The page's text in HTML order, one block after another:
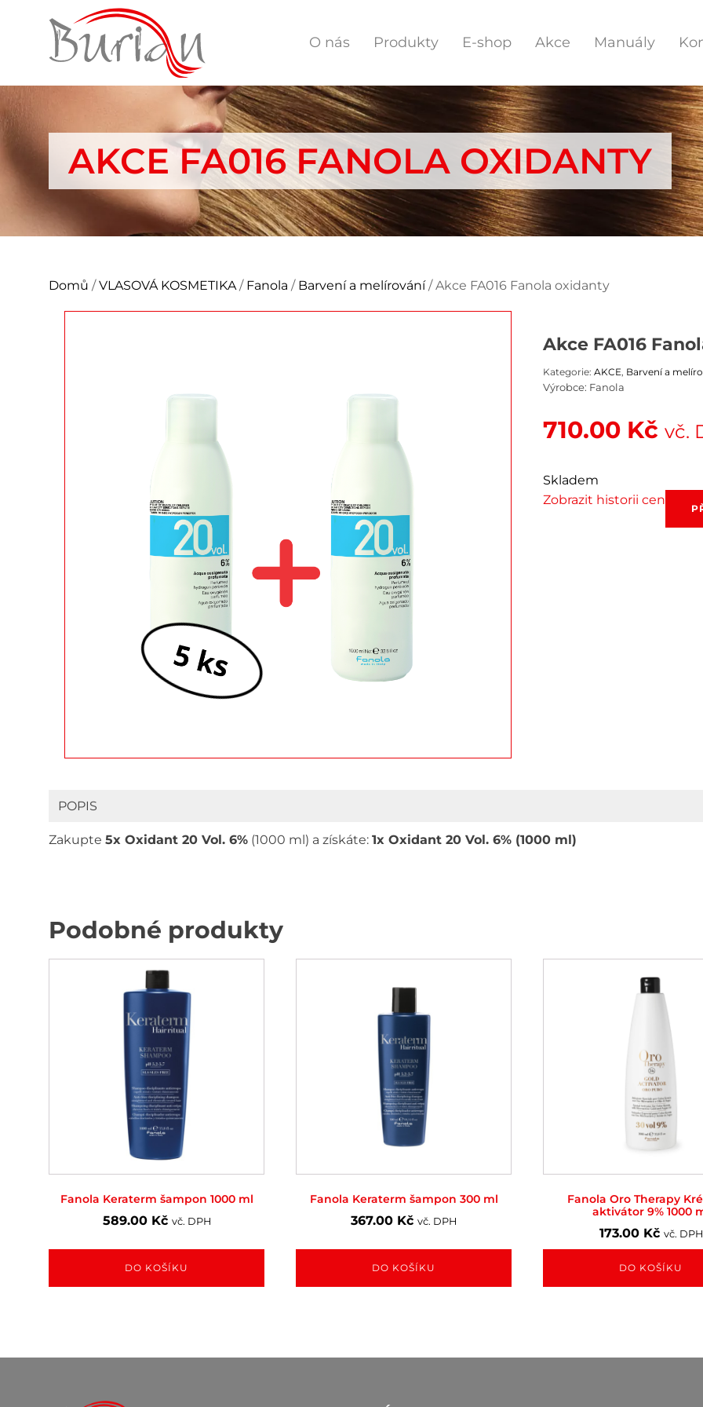
O nás Produkty E-shop Akce Manuály
AKCE FA016 FANOLA OXIDANTY
Domů /VLASOVÁ KOSMETIKA / Fanola / Barvení a melírování/ Akce FA016 Fanola oxidanty
Akce FA016
Kategorie: AKCE Barvení a
Výrobce: Fanola
710.00 Kč vč.
Skladem
Zobrazit historii cen
POPIS
Zakupte 5x Oxidant 20 Vol. 6% (1000 ml) a získáte: 1x Oxidant 20 Vol. 6% (1000 ml)
Podobné produkty
Fanola Keraterm šampon 1000 ml
589.00 Kč vč. DPH
DO KOŠÍKU
Fanola Keraterm šampon 300 ml
367.00 Kč vč. DPH
DO KOŠÍKU
Fanola Oro Therapy
aktivátor 9% 1000
173.00 Kč vč. DPH
DO KOŠÍKU